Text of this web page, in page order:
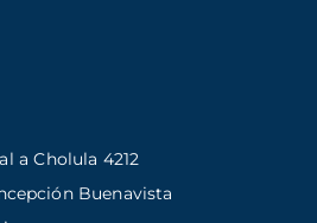
a Cholula 4212
Buenavista